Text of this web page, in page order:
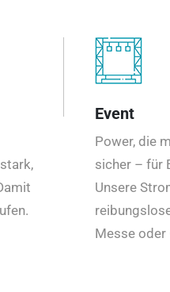
Event
Power, die
sicher – für
Unsere
Messe oder